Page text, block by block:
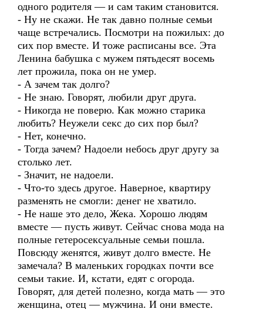
одного родителя — и сам таким становится.
- Ну не скажи. Не так давно полные семьи
чаще встречались. Посмотри на пожилых: до
сих пор вместе. И тоже расписаны все. Эта
Ленина бабушка с мужем пятьдесят восемь
лет прожила, пока он не умер.
- А зачем так долго?
- Не знаю. Говорят, любили друг друга.
- Никогда не поверю. Как можно старика
любить? Неужели секс до сих пор был?
- Нет, конечно.
- Тогда зачем? Надоели небось друг другу за
столько лет.
- Значит, не надоели.
- Что-то здесь другое. Наверное, квартиру
разменять не смогли: денег не хватило.
- Не наше это дело, Жека. Хорошо людям
вместе — пусть живут. Сейчас снова мода на
полные гетеросексуальные семьи пошла.
Повсюду женятся, живут долго вместе. Не
замечала? В маленьких городках почти все
семьи такие. И, кстати, едят с огорода.
Говорят, для детей полезно, когда мать — это
женщина, отец — мужчина. И они вместе.